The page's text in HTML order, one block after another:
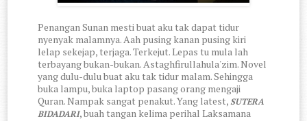
Penangan Sunan mesti buat aku tak dapat tidur
nyenyak malamnya. Aah pusing kanan pusing kiri
lelap sekejap, terjaga. Terkejut. Lepas tu mula lah
terbayang bukan-bukan. Astaghfirullahula'zim. Novel
yang dulu-dulu buat aku tak tidur malam. Sehingga
buka lampu, buka laptop pasang orang mengaji
Quran. Nampak sangat penakut. Yang latest,SUTERA
BIDADARI, buah tangan kelima perihal Laksamana